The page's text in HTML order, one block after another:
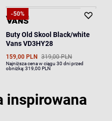
-50%
Buty Old Skool Black/white
Vans VD3HY28
159,00 PLN 319,00 PLN
Najniższa cena w ciągu 30 dni przed
obniżką:319,00 PLN
inspirowana